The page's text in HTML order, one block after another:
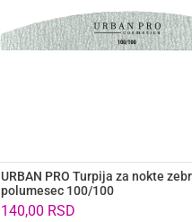
URBAN PRO Turpija za nokte
polumesec 100/100
140,00 RSD